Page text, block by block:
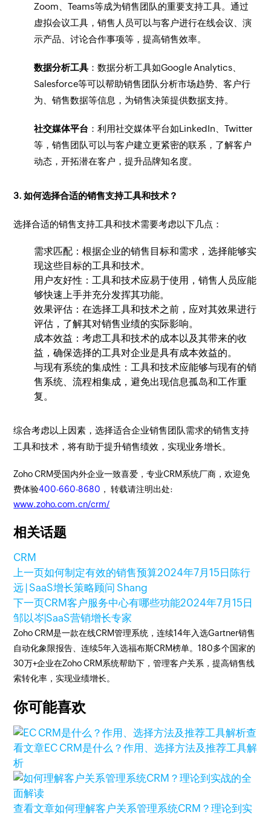
Zoom、Teams等成为销售团队的重要支持工具。通过
虚拟会议工具，销售人员可以与客户进行在线会议、演
示产品、讨论合作事项等，提高销售效率。
数据分析工具 ：数据分析工具如Google Analytics、
Salesforce等可以帮助销售团队分析市场趋势、客户行
为、销售数据等信息，为销售决策提供数据支持。
社交媒体平台 ：利用社交媒体平台如LinkedIn、Twitter
等，销售团队可以与客户建立更紧密的联系，了解客户
动态，开拓潜在客户，提升品牌知名度。
3. 如何选择合适的销售支持工具和技术？
选择合适的销售支持工具和技术需要考虑以下几点：
需求匹配：根据企业的销售目标和需求，选择能够实
现这些目标的工具和技术。
用户友好性：工具和技术应易于使用，销售人员应能
够快速上手并充分发挥其功能。
效果评估：在选择工具和技术之前，应对其效果进行
评估，了解其对销售业绩的实际影响。
成本效益：考虑工具和技术的成本以及其带来的收
益，确保选择的工具对企业是具有成本效益的。
与现有系统的集成性：工具和技术应能够与现有的销
售系统、流程相集成，避免出现信息孤岛和工作重
复。
综合考虑以上因素，选择适合企业销售团队需求的销售支持
工具和技术，将有助于提升销售绩效，实现业务增长。
Zoho CRM受国内外企业一致喜爱，专业CRM系统厂商，欢迎免
费体验400-660-8680 ， 转载请注明出处:
www.zoho.com.cn/crm/
相关话题
CRM
上一页如何制定有效的销售预算2024年7月15日 陈行
远 | SaaS增长策略顾问 Shang
下一页CRM客户服务中心有哪些功能2024年7月15日
邹以岑|SaaS营销增长专家
Zoho CRM是一款在线CRM管理系统，连续14年入选Gartner销售
自动化象限报告、连续5年入选福布斯CRM榜单。180多个国家的
30万+企业在Zoho CRM系统帮助下，管理客户关系，提高销售线
索转化率，实现业绩增长。
你可能喜欢
查
看文章EC CRM是什么？作用、选择方法及推荐工具解
析
查看文章如何理解客户关系管理系统CRM？理论到实